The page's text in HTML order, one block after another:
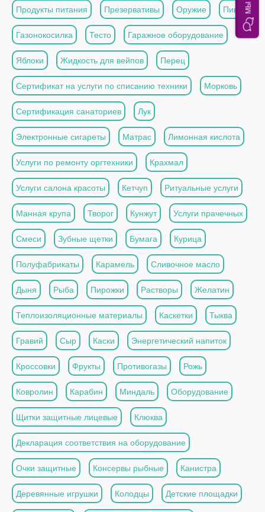
Продукты питания Презервативы Оружие Пиво
Газонокосилка Тесто Гаражное оборудование
Яблоки Жидкость для вейпов Перец
Сертификат на услуги по списанию техники Морковь
Сертификация санаториев Лук
Электронные сигареты Матрас Лимонная кислота
Услуги по ремонту оргтехники Крахмал
Услуги салона красоты Кетчуп Ритуальные услуги
Манная крупа Творог Кунжут Услуги прачечных
Смеси Зубные щетки Бумага Курица
Полуфабрикаты Карамель Сливочное масло
Дыня Рыба Пирожки Растворы Желатин
Теплоизоляционные материалы Каскетки Тыква
Гравий Сыр Каски Энергетический напиток
Кроссовки Фрукты Противогазы Рожь
Ковролин Карабин Миндаль Оборудование
Щитки защитные лицевые Клюква
Декларация соответствия на оборудование
Очки защитные Консервы рыбные Канистра
Деревянные игрушки Колодцы Детские площадки